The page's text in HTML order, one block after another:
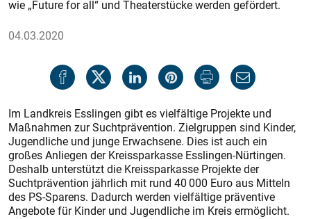
wie „Future for all“ und Theaterstücke werden gefördert.
04.03.2020
Im Landkreis Esslingen gibt es vielfältige Projekte und
Maßnahmen zur Suchtprävention. Zielgruppen sind Kinder,
Jugendliche und junge Erwachsene. Dies ist auch ein
großes Anliegen der Kreissparkasse Esslingen-Nürtingen.
Deshalb unterstützt die Kreissparkasse Projekte der
Suchtprävention jährlich mit rund 40 000 Euro aus Mitteln
des PS-Sparens. Dadurch werden vielfältige präventive
Angebote für Kinder und Jugendliche im Kreis ermöglicht.